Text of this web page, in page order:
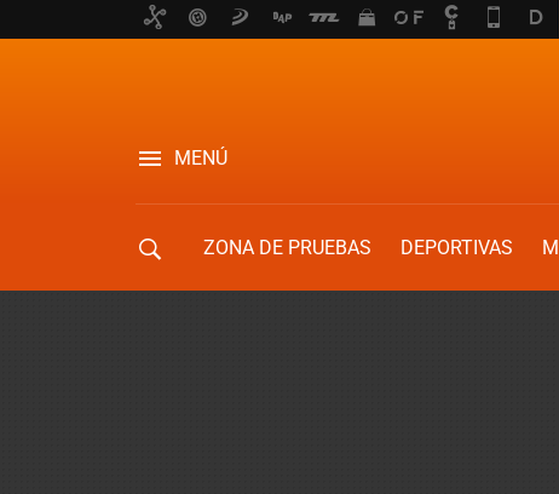
MENÚ
ZONA DE PRUEBAS DEPORTIVAS